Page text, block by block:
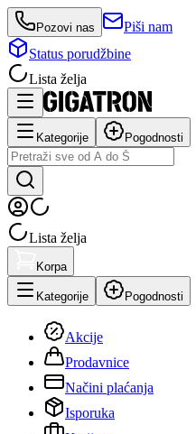
Pozovi nas
Piši nam
Status porudžbine
Lista želja
Kategorije Pogodnosti
Lista želja
Korpa
Kategorije Pogodnosti
Akcije
Prodavnice
Načini plaćanja
Isporuka